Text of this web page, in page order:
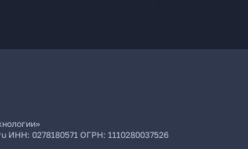
ИНН: 0278180571 ОГРН: 1110280037526